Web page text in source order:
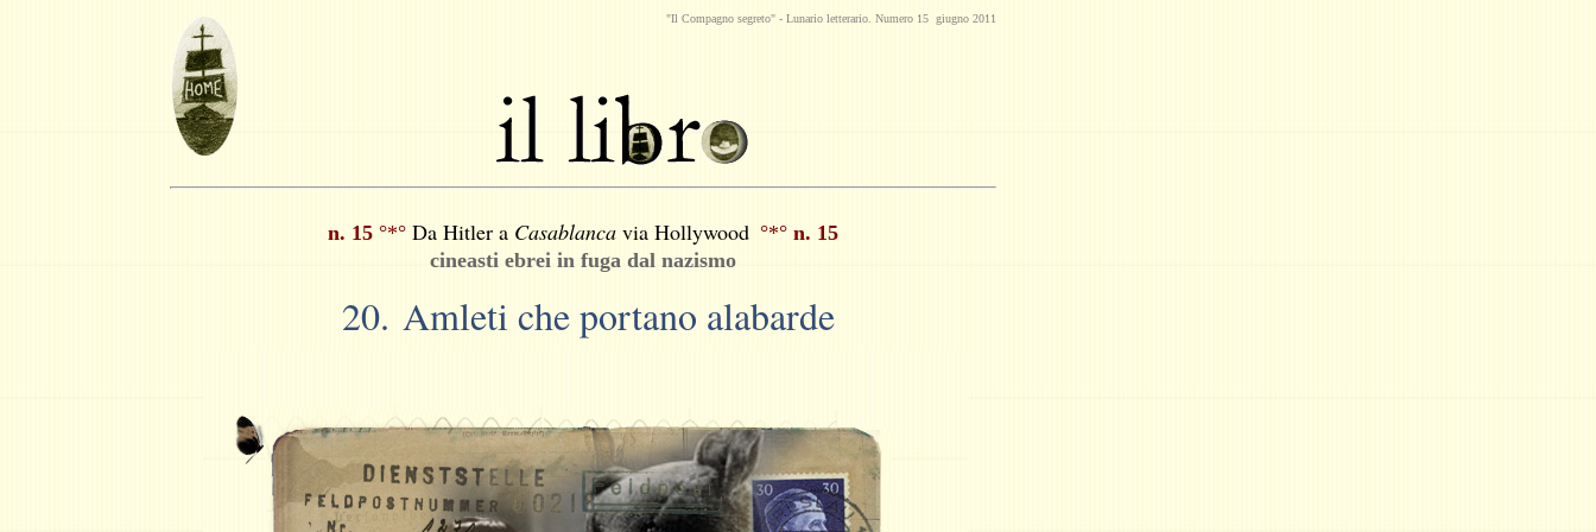
"Il Compagno segreto" - Lunario letterario. Numero 15 giugno 2011
n. 15 °*° Da Hitler a Casablanca via Hollywood °*° n. 15
cineasti ebrei in fuga dal nazismo
20. Amleti che portano alabarde